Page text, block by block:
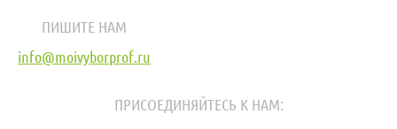
ПИШИТЕ НАМ
info@moivyborprof.ru
ПРИСОЕДИНЯЙТЕСЬ К НАМ: